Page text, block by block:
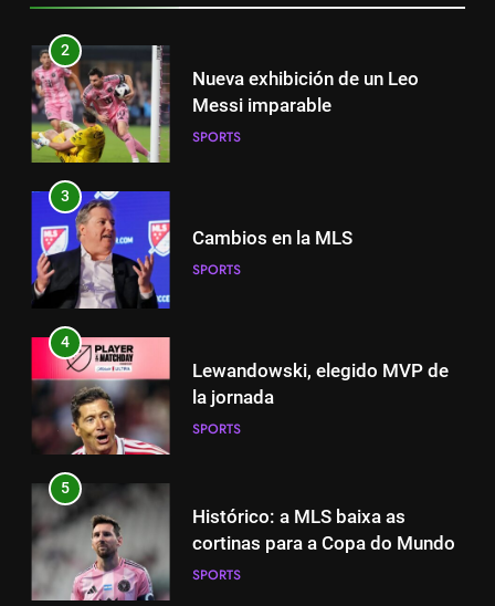
3
Cambios en la MLS
4
Lewandowski, elegido MVP de
5
Histórico: a MLS baixa as
cortinas para a Copa do Mundo
6
A lesão sofrida por Leo Messi já
é conhecida
2
Nueva exhibición de un Leo
Messi imparable
SPORTS
3
Cambios en la MLS
SPORTS
4
Lewandowski, elegido MVP de
la jornada
SPORTS
5
Histórico: a MLS baixa as
cortinas para a Copa do Mundo
SPORTS